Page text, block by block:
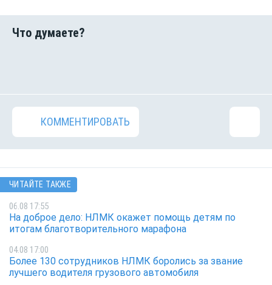
КОММЕНТИРОВАТЬ
ЧИТАЙТЕ ТАКЖЕ
06.08 17:55
На доброе дело: НЛМК окажет помощь детям по
итогам благотворительного марафона
04.08 17:00
Более 130 сотрудников НЛМК боролись за звание
лучшего водителя грузового автомобиля